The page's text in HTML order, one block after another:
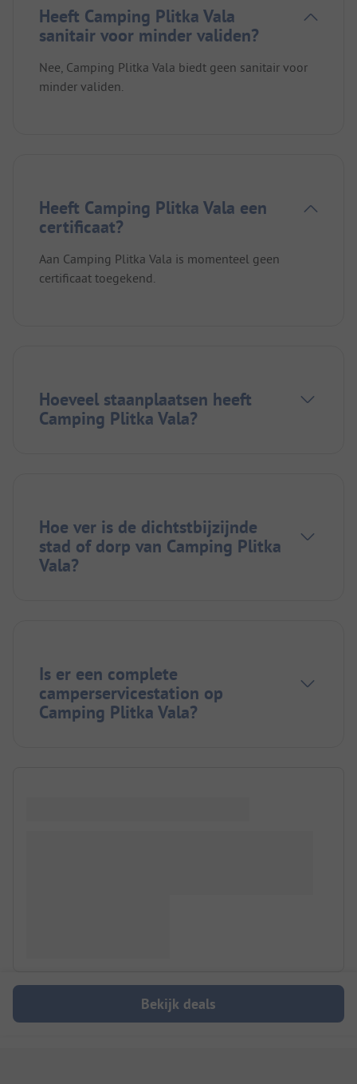
Heeft Camping Plitka Vala
sanitair voor minder validen?
Nee, Camping Plitka Vala biedt geen sanitair voor
minder validen.
Heeft Camping Plitka Vala een
certificaat?
Aan Camping Plitka Vala is momenteel geen
certificaat toegekend.
Hoeveel staanplaatsen heeft
Camping Plitka Vala?
Hoe ver is de dichtstbijzijnde
stad of dorp van Camping Plitka
Vala?
Is er een complete
camperservicestation op
Camping Plitka Vala?
Bekijk deals